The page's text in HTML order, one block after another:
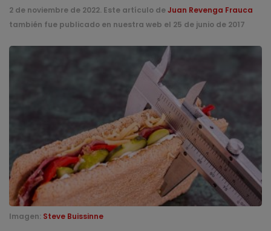
2 de noviembre de 2022. Este artículo deJuan Revenga Frauca
también fue publicado en nuestra web el 25 de junio de 2017
Imagen: Steve Buissinne